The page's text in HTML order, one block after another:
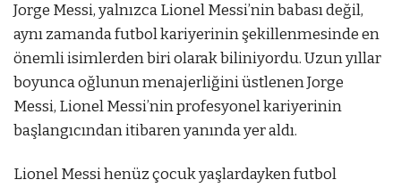
Jorge Messi, yalnızca Lionel Messi’nin babası değil,
aynı zamanda futbol kariyerinin şekillenmesinde en
önemli isimlerden biri olarak biliniyordu. Uzun yıllar
boyunca oğlunun menajerliğini üstlenen Jorge
Messi, Lionel Messi’nin profesyonel kariyerinin
başlangıcından itibaren yanında yer aldı.
Lionel Messi henüz çocuk yaşlardayken futbol